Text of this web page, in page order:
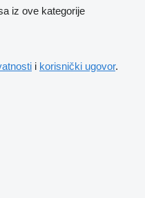
iz ove kategorije
i korisnički ugovor.